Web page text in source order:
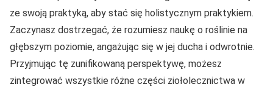
ze swoją praktyką, aby stać się holistycznym praktykiem.
Zaczynasz dostrzegać, że rozumiesz naukę o roślinie na
głębszym poziomie, angażując się w jej ducha i odwrotnie.
Przyjmując tę zunifikowaną perspektywę, możesz
zintegrować wszystkie różne części ziołolecznictwa w